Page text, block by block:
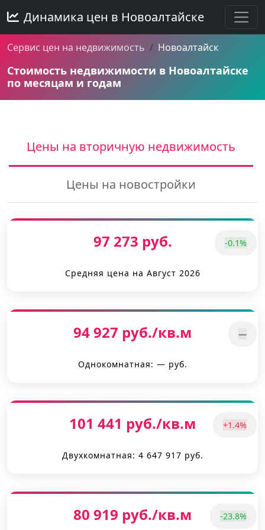
Динамика цен в Новоалтайске
Сервис цен на недвижимость Новоалтайск
Стоимость недвижимости в Новоалтайске
по месяцам и годам
Цены на вторичную недвижимость
Цены на новостройки
97 273 руб. -0.1%
Средняя цена на Август 2026
94 927 руб./кв.м —
Однокомнатная: — руб.
101 441 руб./кв.м +1.4%
Двухкомнатная: 4 647 917 руб.
80 919 руб./кв.м -23.8%